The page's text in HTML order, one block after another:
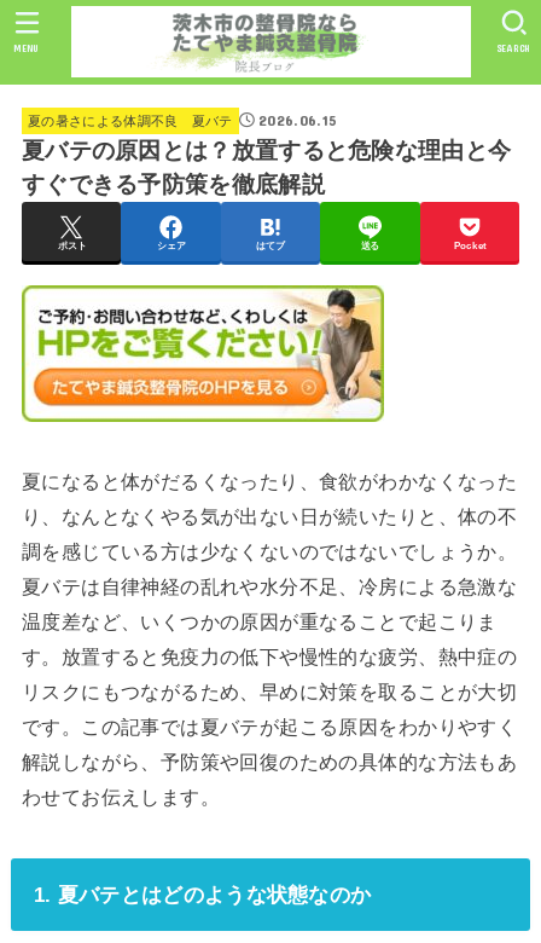
SEARCH
MENU
夏の暑さによる体調不良 夏バテ 2026.06.15
夏バテの原因とは？放置すると危険な理由と今
すぐできる予防策を徹底解説
ポスト シェア はてブ 送る Pocket
夏になると体がだるくなったり、食欲がわかなくなった
り、なんとなくやる気が出ない日が続いたりと、体の不
調を感じている方は少なくないのではないでしょうか。
夏バテは自律神経の乱れや水分不足、冷房による急激な
温度差など、いくつかの原因が重なることで起こりま
す。放置すると免疫力の低下や慢性的な疲労、熱中症の
リスクにもつながるため、早めに対策を取ることが大切
です。この記事では夏バテが起こる原因をわかりやすく
解説しながら、予防策や回復のための具体的な方法もあ
わせてお伝えします。
1. 夏バテとはどのような状態なのか